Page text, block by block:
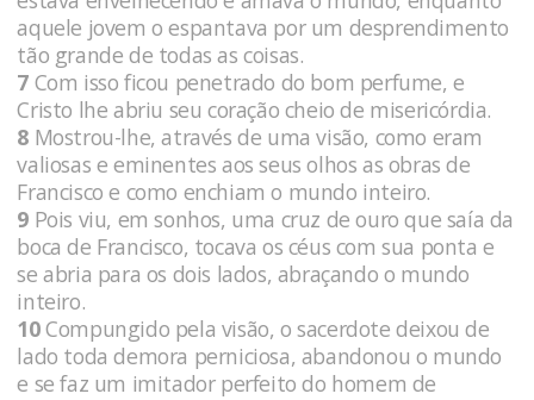
aquele jovem o espantava por um desprendimento
tão grande de todas as coisas.
7 Com isso ficou penetrado do bom perfume, e
Cristo lhe abriu seu coração cheio de misericórdia.
8 Mostrou-lhe, através de uma visão, como eram
valiosas e eminentes aos seus olhos as obras de
Francisco e como enchiam o mundo inteiro.
9 Pois viu, em sonhos, uma cruz de ouro que saía da
boca de Francisco, tocava os céus com sua ponta e
se abria para os dois lados, abraçando o mundo
inteiro.
10Compungido pela visão, o sacerdote deixou de
lado toda demora perniciosa, abandonou o mundo
e se faz um imitador perfeito do homem de